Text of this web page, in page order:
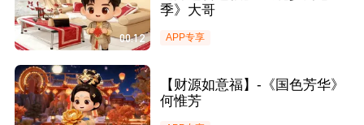
00:12
季》大哥
APP专享
【财源如意福】-《国色芳华》
何惟芳